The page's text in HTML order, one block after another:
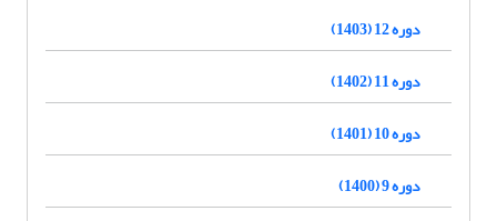
دوره 12 (1403)
دوره 11 (1402)
دوره 10 (1401)
دوره 9 (1400)